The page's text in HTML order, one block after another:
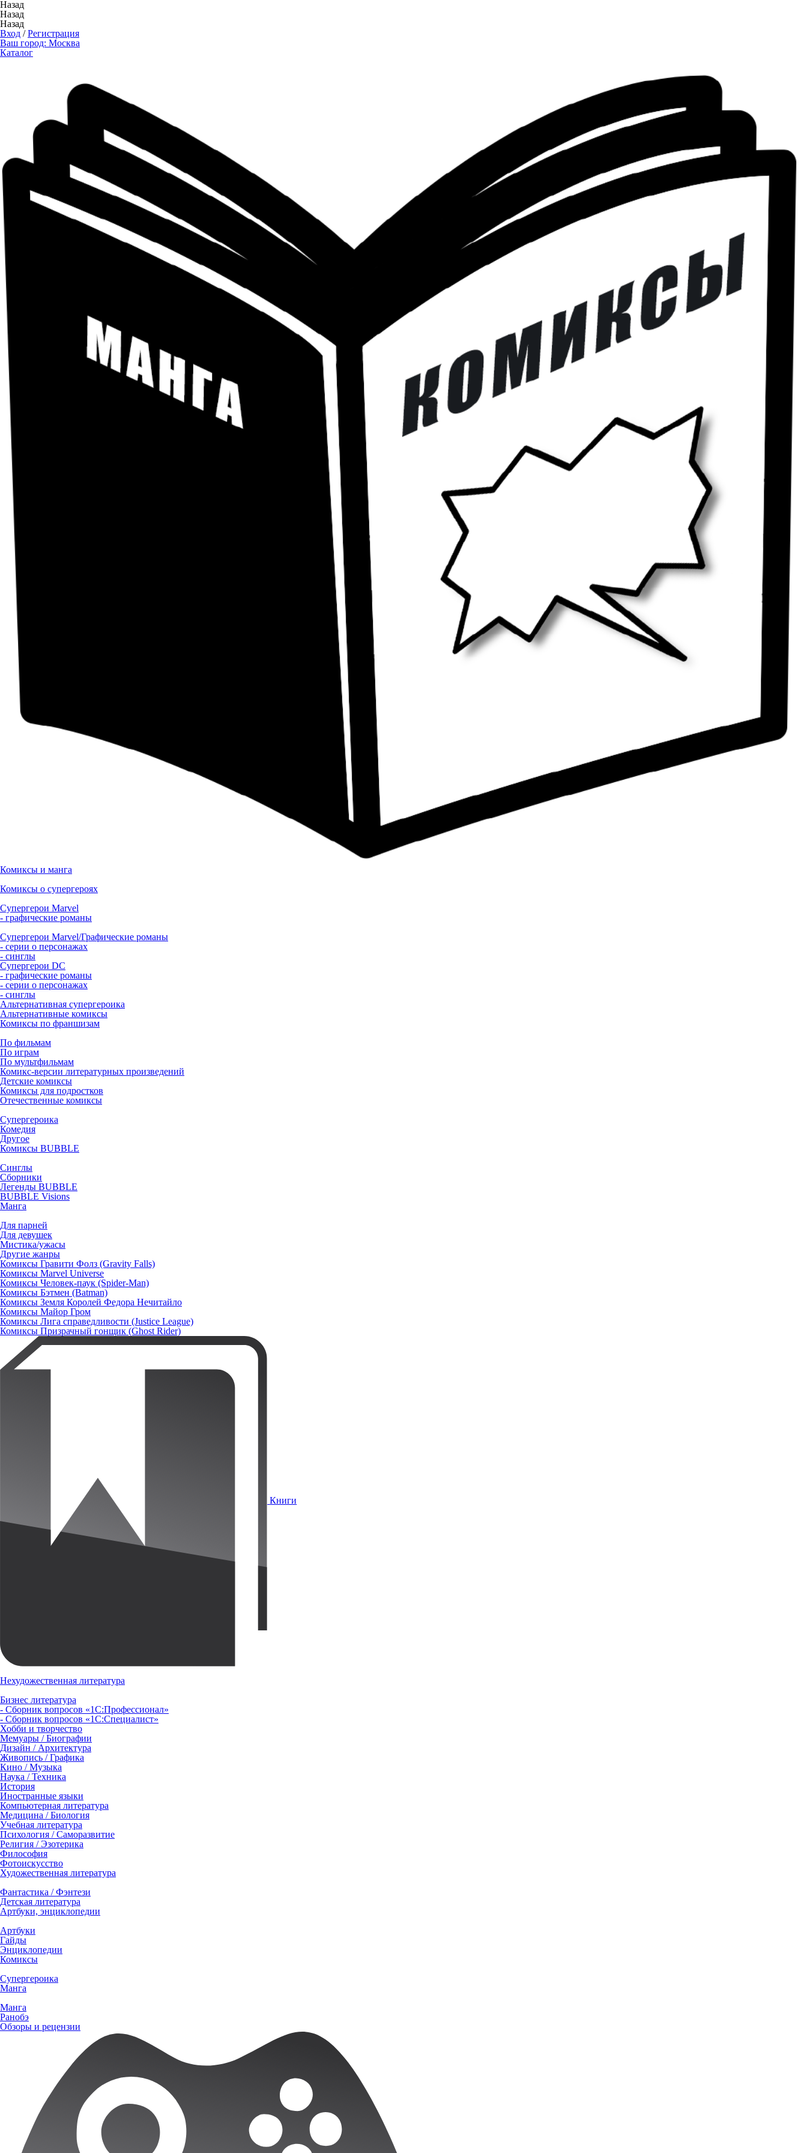
Назад
Назад
Назад
Вход /Регистрация
Ваш город: Москва
Каталог
Комиксы и манга
Комиксы о супергероях
Супергерои Marvel
- графические романы
Супергерои Marvel/Графические романы
- серии о персонажах
- синглы
Супергерои DC
- графические романы
- серии о персонажах
- синглы
Альтернативная супергероика
Альтернативные комиксы
Комиксы по франшизам
По фильмам
По играм
По мультфильмам
Комикс-версии литературных произведений
Детские комиксы
Комиксы для подростков
Отечественные комиксы
Супергероика
Комедия
Другое
Комиксы BUBBLE
Синглы
Сборники
Легенды BUBBLE
BUBBLE Visions
Манга
Для парней
Для девушек
Мистика/ужасы
Другие жанры
Комиксы Гравити Фолз (Gravity Falls)
Комиксы Marvel Universe
Комиксы Человек-паук (Spider-Man)
Комиксы Бэтмен (Batman)
Комиксы Земля Королей Федора Нечитайло
Комиксы Майор Гром
Комиксы Лига справедливости (Justice League)
Комиксы Призрачный гонщик (Ghost Rider)
Книги
Нехудожественная литература
Бизнес литература
- Сборник вопросов «1С:Профессионал»
- Сборник вопросов «1С:Специалист»
Хобби и творчество
Мемуары / Биографии
Дизайн / Архитектура
Живопись / Графика
Кино / Музыка
Наука / Техника
История
Иностранные языки
Компьютерная литература
Медицина / Биология
Учебная литература
Психология / Саморазвитие
Религия / Эзотерика
Философия
Фотоискусство
Художественная литература
Фантастика / Фэнтези
Детская литература
Артбуки, энциклопедии
Артбуки
Гайды
Энциклопедии
Комиксы
Супергероика
Манга
Манга
Ранобэ
Обзоры и рецензии